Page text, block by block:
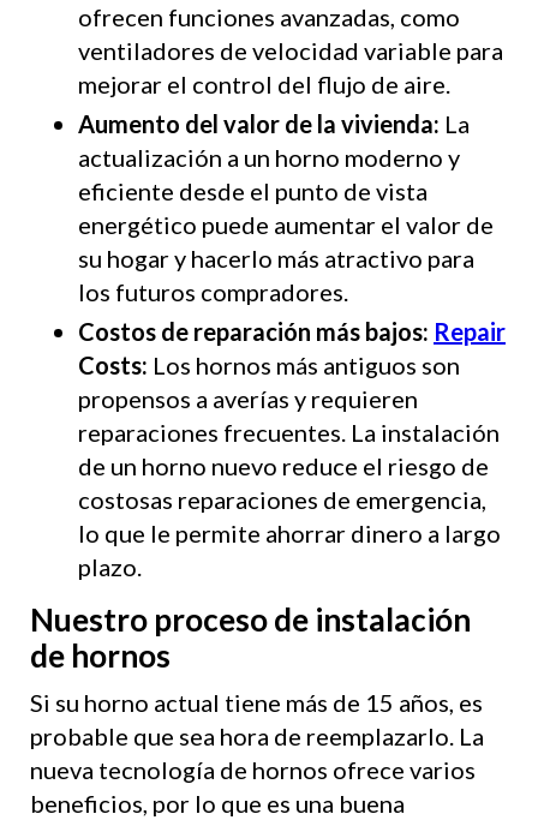
ofrecen funciones avanzadas, como
ventiladores de velocidad variable para
mejorar el control del flujo de aire.
Aumento del valor de la vivienda: La
actualización a un horno moderno y
eficiente desde el punto de vista
energético puede aumentar el valor de
su hogar y hacerlo más atractivo para
los futuros compradores.
Costos de reparación más bajos: Repair
Costs: Los hornos más antiguos son
propensos a averías y requieren
reparaciones frecuentes. La instalación
de un horno nuevo reduce el riesgo de
costosas reparaciones de emergencia,
lo que le permite ahorrar dinero a largo
plazo.
Nuestro proceso de instalación
de hornos
Si su horno actual tiene más de 15 años, es
probable que sea hora de reemplazarlo. La
nueva tecnología de hornos ofrece varios
beneficios, por lo que es una buena